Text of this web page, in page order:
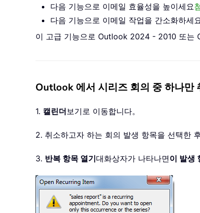
다음 기능으로 이메일 효율성을 높이세요
다음 기능으로 이메일 작업을 간소화하세
이 고급 기능으로 Outlook 2024 - 2010 또는
Outlook 에서 시리즈 회의 중 하나만
1. 캘린더보기로 이동합니다。
2. 취소하고자 하는 회의 발생 항목을 선택한
3. 반복 항목 열기대화상자가 나타나면이 발생